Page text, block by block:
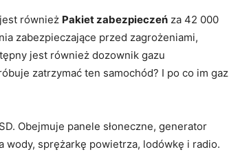
również Pakiet zabezpieczeń za 42 000
zabezpieczające przed zagrożeniami,
jest również dozownik gazu
zatrzymać ten samochód? I po co im gaz
Obejmuje panele słoneczne, generator
wody, sprężarkę powietrza, lodówkę i radio.